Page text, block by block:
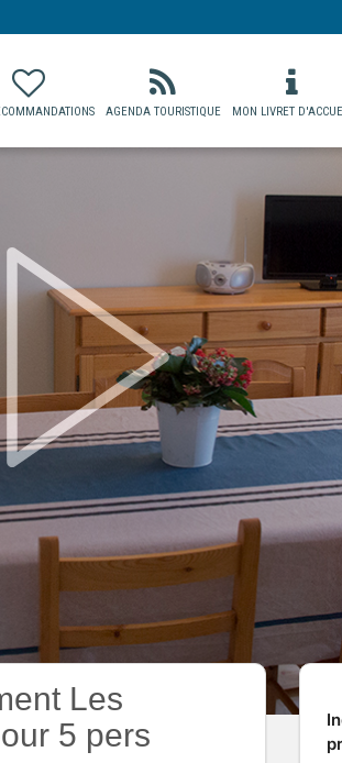
AGENDA TOURISTIQUE MON LIVRET
Les
5 pers